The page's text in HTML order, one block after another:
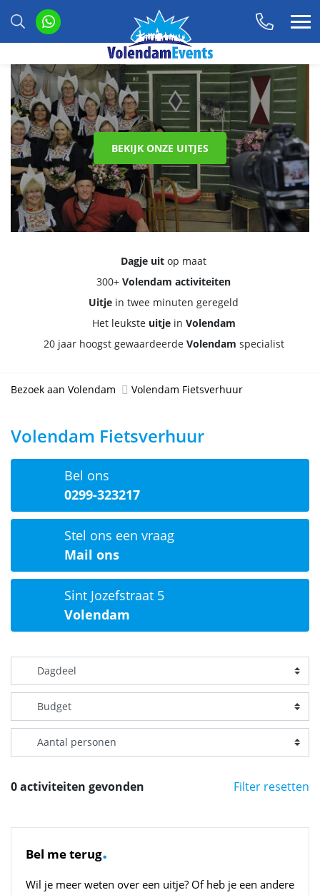
BEKIJK ONZE UITJES
Dagje uit op maat
300+ Volendam activiteiten
Uitje in twee minuten geregeld
Het leukste uitjein Volendam
20 jaar hoogst gewaardeerde Volendam specialist
Bezoek aan Volendam Volendam Fietsverhuur
Bel ons
0299-323217
Stel ons een vraag
Mail ons
Sint Jozefstraat 5
Volendam
Volendam Fietsverhuur
0 activiteiten gevonden Filter resetten
Bel me terug.
Wil je meer weten over een uitje? Of heb je een andere